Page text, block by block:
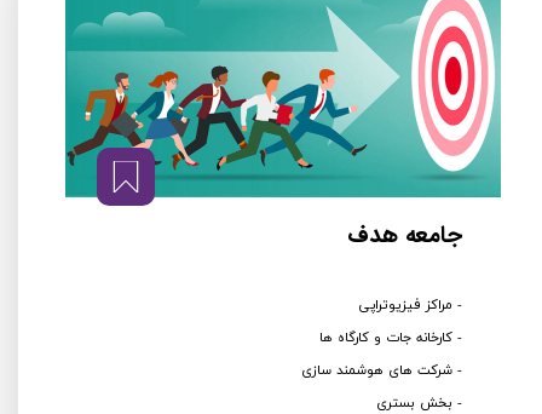
جامعه هدف
- مراکز فیزیوتراپی
- کارخانه جات و کارگاه ها
- شرکت های هوشمند سازی
- بخش بستری